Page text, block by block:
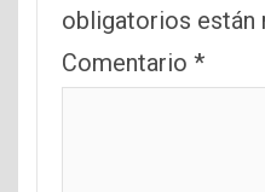
obligatorios están
Comentario *